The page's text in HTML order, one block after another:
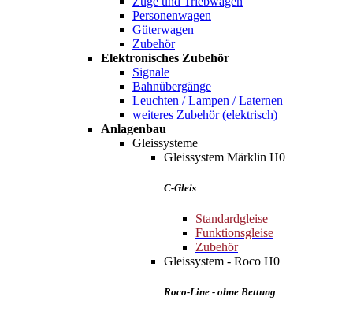
Personenwagen
Güterwagen
Zubehör
Elektronisches Zubehör
Signale
Bahnübergänge
Leuchten / Lampen / Laternen
weiteres Zubehör (elektrisch)
Anlagenbau
Gleissysteme
Gleissystem Märklin H0
C-Gleis
Standardgleise
Funktionsgleise
Zubehör
Gleissystem - Roco H0
Roco-Line - ohne Bettung